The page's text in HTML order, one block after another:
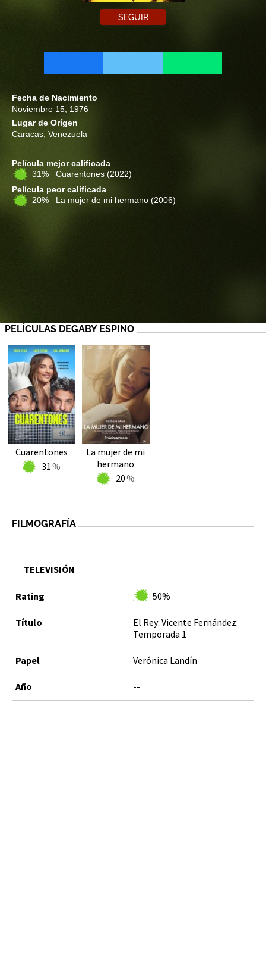
SEGUIR
Fecha de Nacimiento
Noviembre 15, 1976
Lugar de Orígen
Caracas, Venezuela
Película mejor calificada
31% Cuarentones (2022)
Película peor calificada
20% La mujer de mi hermano (2006)
PELÍCULAS DEGABY ESPINO
Cuarentones
31
La mujer de mi
hermano
20
FILMOGRAFÍA
TELEVISIÓN
50%
El Rey: Vicente Fernández:
Temporada 1
Verónica Landín
--